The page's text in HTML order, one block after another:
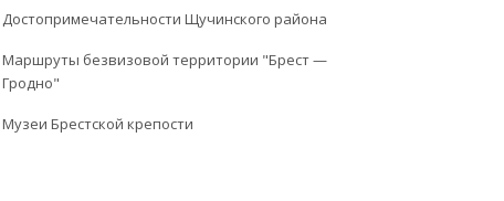
Достопримечательности Щучинского района
Маршруты безвизовой территории "Брест —
Гродно"
Музеи Брестской крепости